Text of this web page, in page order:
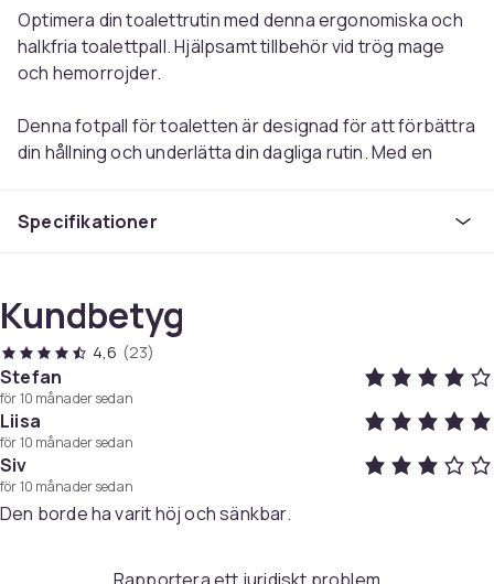
Optimera din toalettrutin med denna ergonomiska och
halkfria toalettpall. Hjälpsamt tillbehör vid trög mage
och hemorrojder.
Denna fotpall för toaletten är designad för att förbättra
din hållning och underlätta din dagliga rutin. Med en
optimera tarmtömningen. Det är en enkel men effektiv
Pallen är tillverkad i starkt, hållbart plastmaterial som är
enkelt att hålla rent, bara att torka av med en fuktig
trasa. Gummikuddarna på undersidan ser till att pallen
står stadigt, så du kan använda den med trygghet varje
gång du behöver. Storleken och formen på pallen ger
perfekt stöd för dina fötter, vilket gör användningen
smidig och bekväm.
Specifikationer
Kundbetyg
4,6 (23)
Stefan
för 10 månader sedan
Liisa
för 10 månader sedan
Siv
för 10 månader sedan
Den borde ha varit höj och sänkbar.